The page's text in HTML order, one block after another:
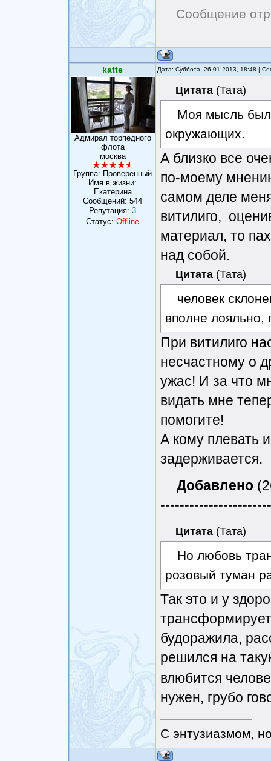
Сообщение
katte Дата: Суббота, 26.01.2013, 18:48 |
Адмирал торпедного
флота
москва
Группа: Проверенный
Имя в жизни:
Eкатерина
Сообщений: 544
Репутация: 3
Статус: Offline
Цитата (Тата)
Моя мысль
окружающих.
А близко все
по-моему
самом деле
витилиго,
материал, то
над собой.
Цитата (Тата)
человек
вполне
При витилиго
несчастному о
ужас! И за что
видать мне
помогите!
А кому плевать
задерживается.
Добавлено
Цитата (Тата)
Но любовь
розовый туман
Так это и у
будоражила,
решился на
влюбится
нужен, грубо
С энтузиазмом,